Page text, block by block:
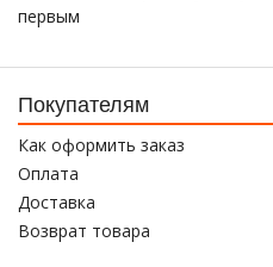
первым
Покупателям
Как оформить заказ
Оплата
Доставка
Возврат товара